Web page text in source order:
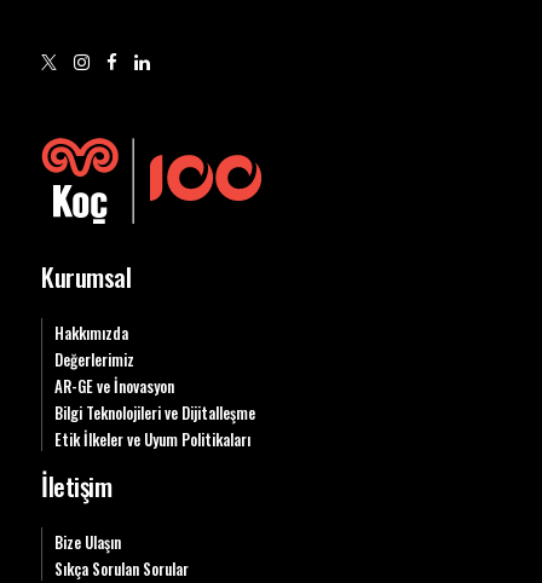
Kurumsal
Hakkımızda
Değerlerimiz
AR-GE ve İnovasyon
Bilgi Teknolojileri ve Dijitalleşme
Etik İlkeler ve Uyum Politikaları
İletişim
Bize Ulaşın
Sıkça Sorulan Sorular